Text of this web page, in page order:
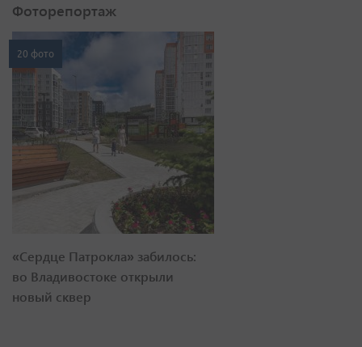
Фоторепортаж
20 фото
«Сердце Патрокла» забилось:
во Владивостоке открыли
новый сквер